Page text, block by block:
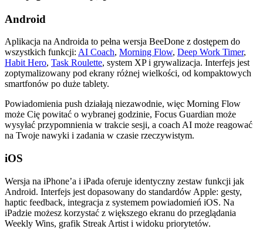
Android
Aplikacja na Androida to pełna wersja BeeDone z dostępem do
wszystkich funkcji: AI Coach, Morning Flow, Deep Work Timer,
Habit Hero, Task Roulette, system XP i grywalizacja. Interfejs jest
zoptymalizowany pod ekrany różnej wielkości, od kompaktowych
smartfonów po duże tablety.
Powiadomienia push działają niezawodnie, więc Morning Flow
może Cię powitać o wybranej godzinie, Focus Guardian może
wysyłać przypomnienia w trakcie sesji, a coach AI może reagować
na Twoje nawyki i zadania w czasie rzeczywistym.
iOS
Wersja na iPhone’a i iPada oferuje identyczny zestaw funkcji jak
Android. Interfejs jest dopasowany do standardów Apple: gesty,
haptic feedback, integracja z systemem powiadomień iOS. Na
iPadzie możesz korzystać z większego ekranu do przeglądania
Weekly Wins, grafik Streak Artist i widoku priorytetów.